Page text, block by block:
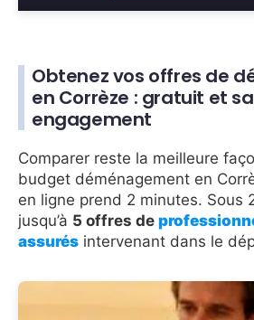
Obtenez vos offres de
en Corrèze : gratuit et
engagement
Comparer reste la meilleure
budget déménagement en
en ligne prend 2 minutes. Sous
jusqu’à 5 offres de
assurés intervenant dans le